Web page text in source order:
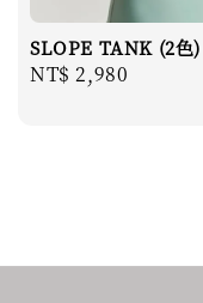
SLOPE TANK (2色)
Regular
NT$ 2,980